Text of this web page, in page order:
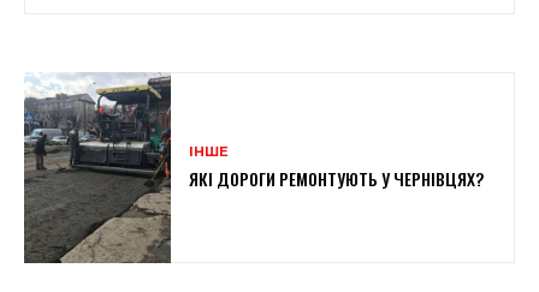
ІНШЕ
ЯКІ ДОРОГИ РЕМОНТУЮТЬ У ЧЕРНІВЦЯХ?